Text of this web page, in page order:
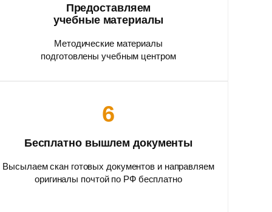
Предоставляем
учебные материалы
Методические материалы
подготовлены учебным центром
6
Бесплатно вышлем документы
Высылаем скан готовых документов и направляем
оригиналы почтой по РФ бесплатно